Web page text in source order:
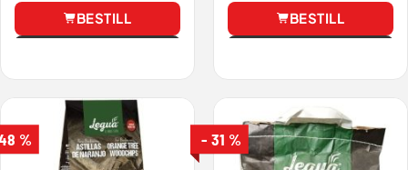
BESTILL BESTILL
% - 31 %